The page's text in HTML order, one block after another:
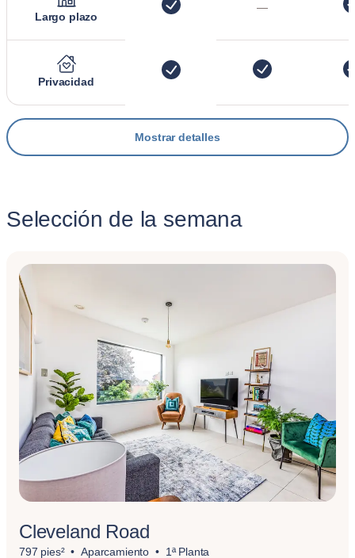
Largo plazo
—
Privacidad
Mostrar detalles
Selección de la semana
Cleveland Road
797 pies² Aparcamiento 1ª Planta